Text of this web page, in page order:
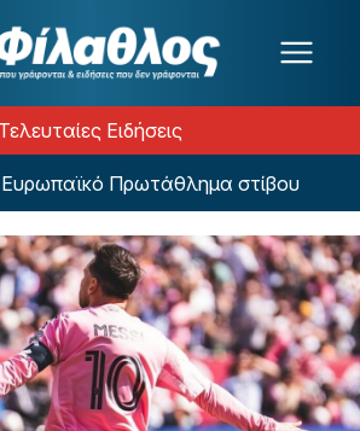
Τελευταίες Ειδήσεις
Πρωτάθλημα στίβου